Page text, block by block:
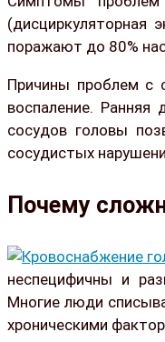
(дисциркуляторная
поражают до 80%
Причины проблем с
воспаление. Ранняя
сосудов головы
сосудистых
Почему
неспецифичны и
Многие люди
хроническими